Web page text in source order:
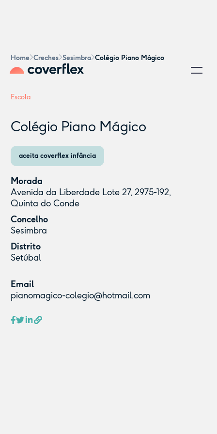
Home Creches Sesimbra Colégio Piano Mágico
Escola
Colégio Piano Mágico
aceita coverflex infância
Morada
Avenida da Liberdade Lote 27, 2975-192,
Quinta do Conde
Concelho
Sesimbra
Distrito
Setúbal
Email
pianomagico-colegio@hotmail.com